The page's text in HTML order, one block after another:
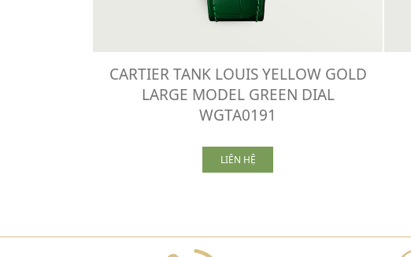
CARTIER TANK LOUIS YELLOW GOLD
LARGE MODEL GREEN DIAL
WGTA0191
LIÊN HỆ